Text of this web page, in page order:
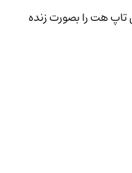
تاپ هت را بصورت زنده